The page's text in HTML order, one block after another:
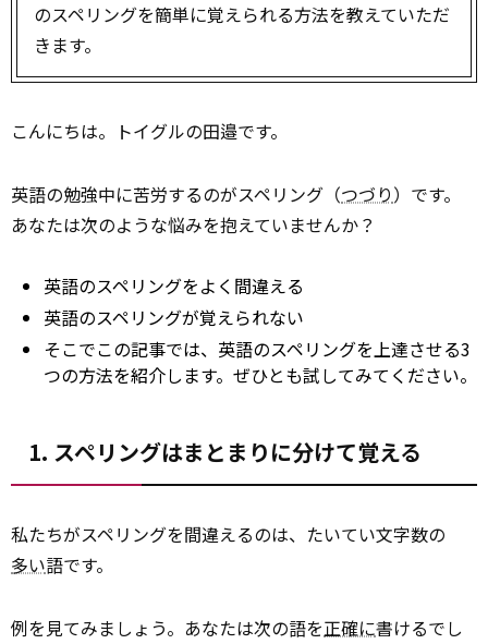
のスペリングを簡単に覚えられる方法を教えていただ
きます。
こんにちは。トイグルの田邉です。
英語の勉強中に苦労するのがスペリング（つづり）です。
あなたは次のような悩みを抱えていませんか？
英語のスペリングをよく間違える
英語のスペリングが覚えられない
そこでこの記事では、英語のスペリングを上達させる3
つの方法を紹介します。ぜひとも試してみてください。
1. スペリングはまとまりに分けて覚える
私たちがスペリングを間違えるのは、たいてい文字数の
多い語です。
例を見てみましょう。あなたは次の語を正確に書けるでし